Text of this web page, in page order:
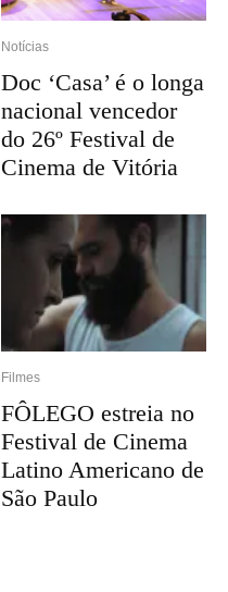
Notícias
Doc ‘Casa’ é o longa
nacional vencedor
do 26º Festival de
Cinema de Vitória
Filmes
FÔLEGO estreia no
Festival de Cinema
Latino Americano de
São Paulo